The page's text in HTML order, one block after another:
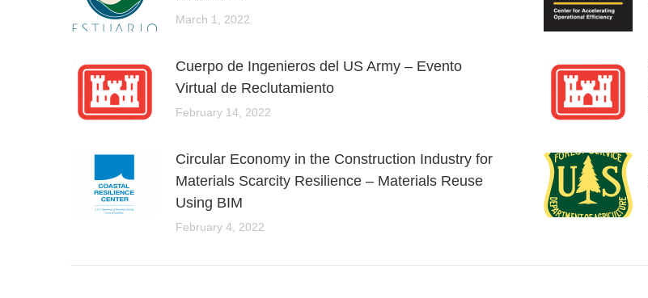
March 1, 2022
Cuerpo de Ingenieros del US Army – Evento
Virtual de Reclutamiento
February 14, 2022
Circular Economy in the Construction Industry for
Materials Scarcity Resilience – Materials Reuse
Using BIM
February 4, 2022